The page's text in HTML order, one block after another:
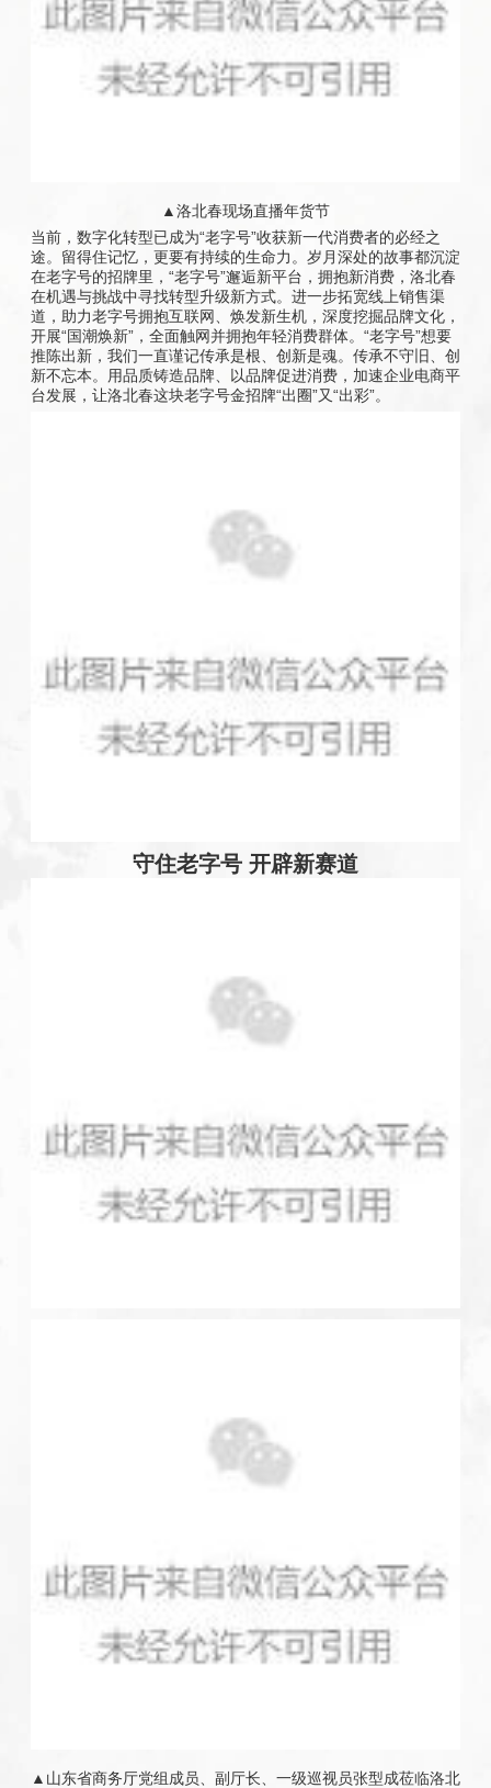
▲洛北春现场直播年货节
当前，数字化转型已成为“老字号”收获新一代消费者的必经之
途。留得住记忆，更要有持续的生命力。岁月深处的故事都沉淀
在老字号的招牌里，“老字号”邂逅新平台，拥抱新消费，洛北春
在机遇与挑战中寻找转型升级新方式。进一步拓宽线上销售渠
道，助力老字号拥抱互联网、焕发新生机，深度挖掘品牌文化，
开展“国潮焕新”，全面触网并拥抱年轻消费群体。“老字号”想要
推陈出新，我们一直谨记传承是根、创新是魂。传承不守旧、创
新不忘本。用品质铸造品牌、以品牌促进消费，加速企业电商平
台发展，让洛北春这块老字号金招牌“出圈”又“出彩”。
守住老字号 开辟新赛道
▲山东省商务厅党组成员、副厅长、一级巡视员张型成莅临洛北